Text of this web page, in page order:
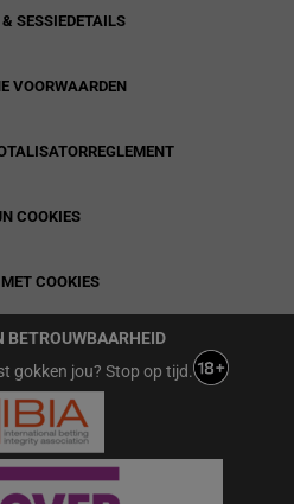
SESSIEDETAILS
VOORWAARDEN
COOKIES
COOKIES
BETROUWBAARHEID
gokken jou? Stop op tijd.